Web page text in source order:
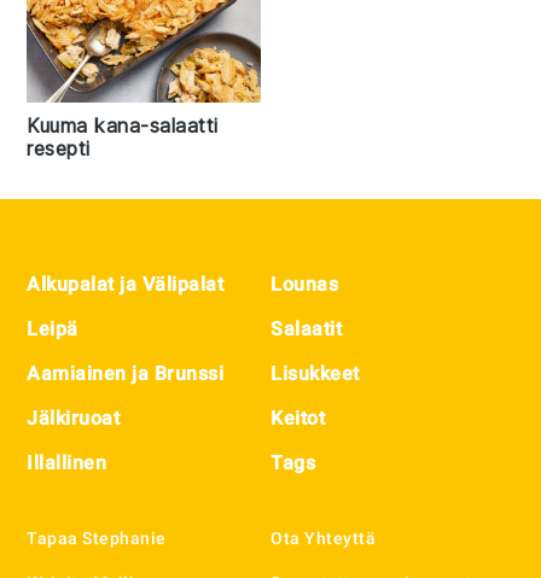
Kuuma kana-salaatti
resepti
Footer
Alkupalat ja Välipalat
Leipä
Aamiainen ja Brunssi
Jälkiruoat
Illallinen
Lounas
Salaatit
Lisukkeet
Keitot
Tags
Tapaa Stephanie Ota Yhteyttä